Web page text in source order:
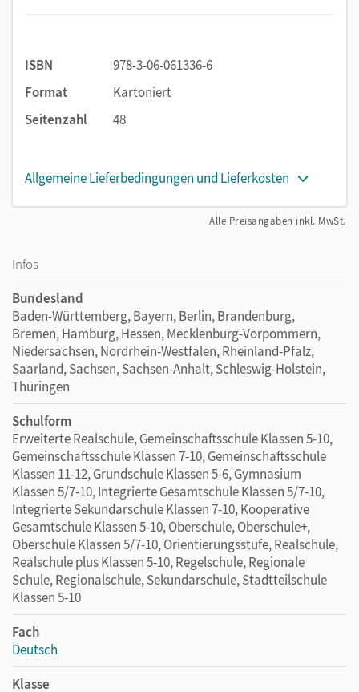
Terminologisch und methodisch orientieren sich die
Kopiervorlagen an den Schulbüchern der Reihe
ISBN
978-3-06-061336-6
Format
Kartoniert
Seitenzahl
48
Allgemeine Lieferbedingungen und Lieferkosten
Alle Preisangaben inkl. MwSt.
Infos
Bundesland
Baden-Württemberg, Bayern, Berlin, Brandenburg,
Bremen, Hamburg, Hessen, Mecklenburg-Vorpommern,
Niedersachsen, Nordrhein-Westfalen, Rheinland-Pfalz,
Saarland, Sachsen, Sachsen-Anhalt, Schleswig-Holstein,
Thüringen
Schulform
Erweiterte Realschule, Gemeinschaftsschule Klassen 5-10,
Gemeinschaftsschule Klassen 7-10, Gemeinschaftsschule
Klassen 11-12, Grundschule Klassen 5-6, Gymnasium
Klassen 5/7-10, Integrierte Gesamtschule Klassen 5/7-10,
Integrierte Sekundarschule Klassen 7-10, Kooperative
Gesamtschule Klassen 5-10, Oberschule, Oberschule+,
Oberschule Klassen 5/7-10, Orientierungsstufe, Realschule,
Realschule plus Klassen 5-10, Regelschule, Regionale
Schule, Regionalschule, Sekundarschule, Stadtteilschule
Klassen 5-10
Fach
Deutsch
Klasse